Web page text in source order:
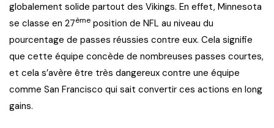
globalement solide partout des Vikings. En effet, Minnesota
se classe en 27ème position de NFL au niveau du
pourcentage de passes réussies contre eux. Cela signifie
que cette équipe concède de nombreuses passes courtes,
et cela s’avère être très dangereux contre une équipe
comme San Francisco qui sait convertir ces actions en long
gains.